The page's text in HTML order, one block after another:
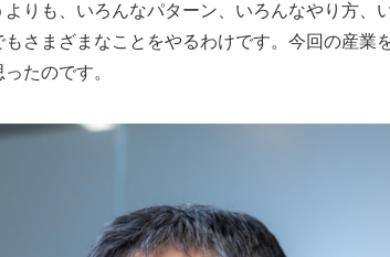
りも、いろんなパターン、いろんなやり方、
さまざまなことをやるわけです。今回の産業
たのです。